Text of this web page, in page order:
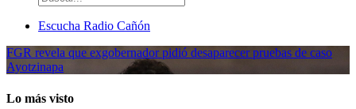
Escucha Radio Cañón
FGR revela que exgobernador pidió desaparecer pruebas de caso
Ayotzinapa
Lo más visto